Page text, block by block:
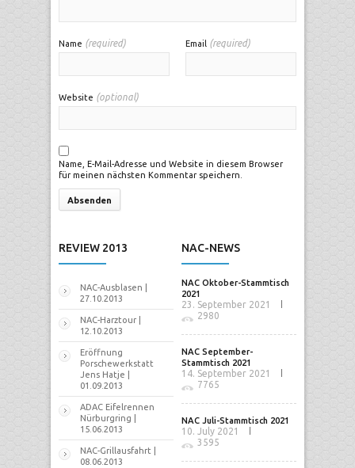
Name (required) Email (required)
Website (optional)
Name, E-Mail-Adresse und Website in diesem Browser
für meinen nächsten Kommentar speichern.
REVIEW 2013
NAC-Ausblasen |
27.10.2013
NAC-Harztour |
12.10.2013
Eröffnung
Porschewerkstatt
Jens Hatje |
01.09.2013
ADAC Eifelrennen
Nürburgring |
15.06.2013
NAC-Grillausfahrt |
08.06.2013
NAC-NEWS
NAC Oktober-Stammtisch
2021
23. September 2021
2980
NAC September-
Stammtisch 2021
14. September 2021
7765
NAC Juli-Stammtisch 2021
10. July 2021
3595